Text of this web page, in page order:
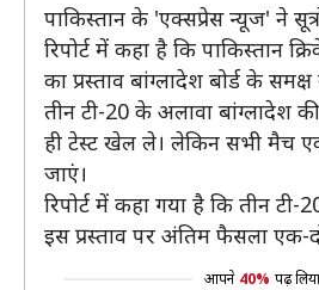
पाकिस्तान के 'एक्सप्रेस न्यूज' ने
रिपोर्ट में कहा है कि पाकिस्तान
का प्रस्ताव बांग्लादेश बोर्ड के
तीन टी-20 के अलावा बांग्लादेश
ही टेस्ट खेल ले। लेकिन सभी मैच
जाएं।
रिपोर्ट में कहा गया है कि तीन
इस प्रस्ताव पर अंतिम फैसला एक-
आपने 40% पढ़